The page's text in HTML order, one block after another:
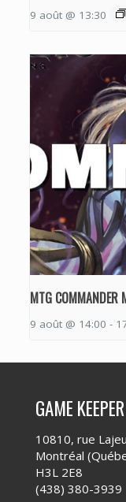
9 août @ 13:30
MTG COMMANDER
9 août @ 14:00 -
GAME
10810, rue
Montréal
H3L 2E8
(438) 380-3939